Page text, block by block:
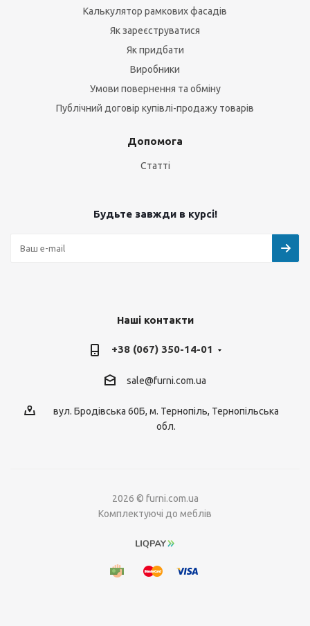
Калькулятор рамкових фасадів
Як зареєструватися
Як придбати
Виробники
Умови повернення та обміну
Публічний договір купівлі-продажу товарів
Допомога
Статті
Будьте завжди в курсі!
Наші контакти
+38 (067) 350-14-01
sale@furni.com.ua
вул. Бродівська 60Б, м. Тернопіль, Тернопільська
обл.
2026 © furni.com.ua
Комплектуючі до меблів